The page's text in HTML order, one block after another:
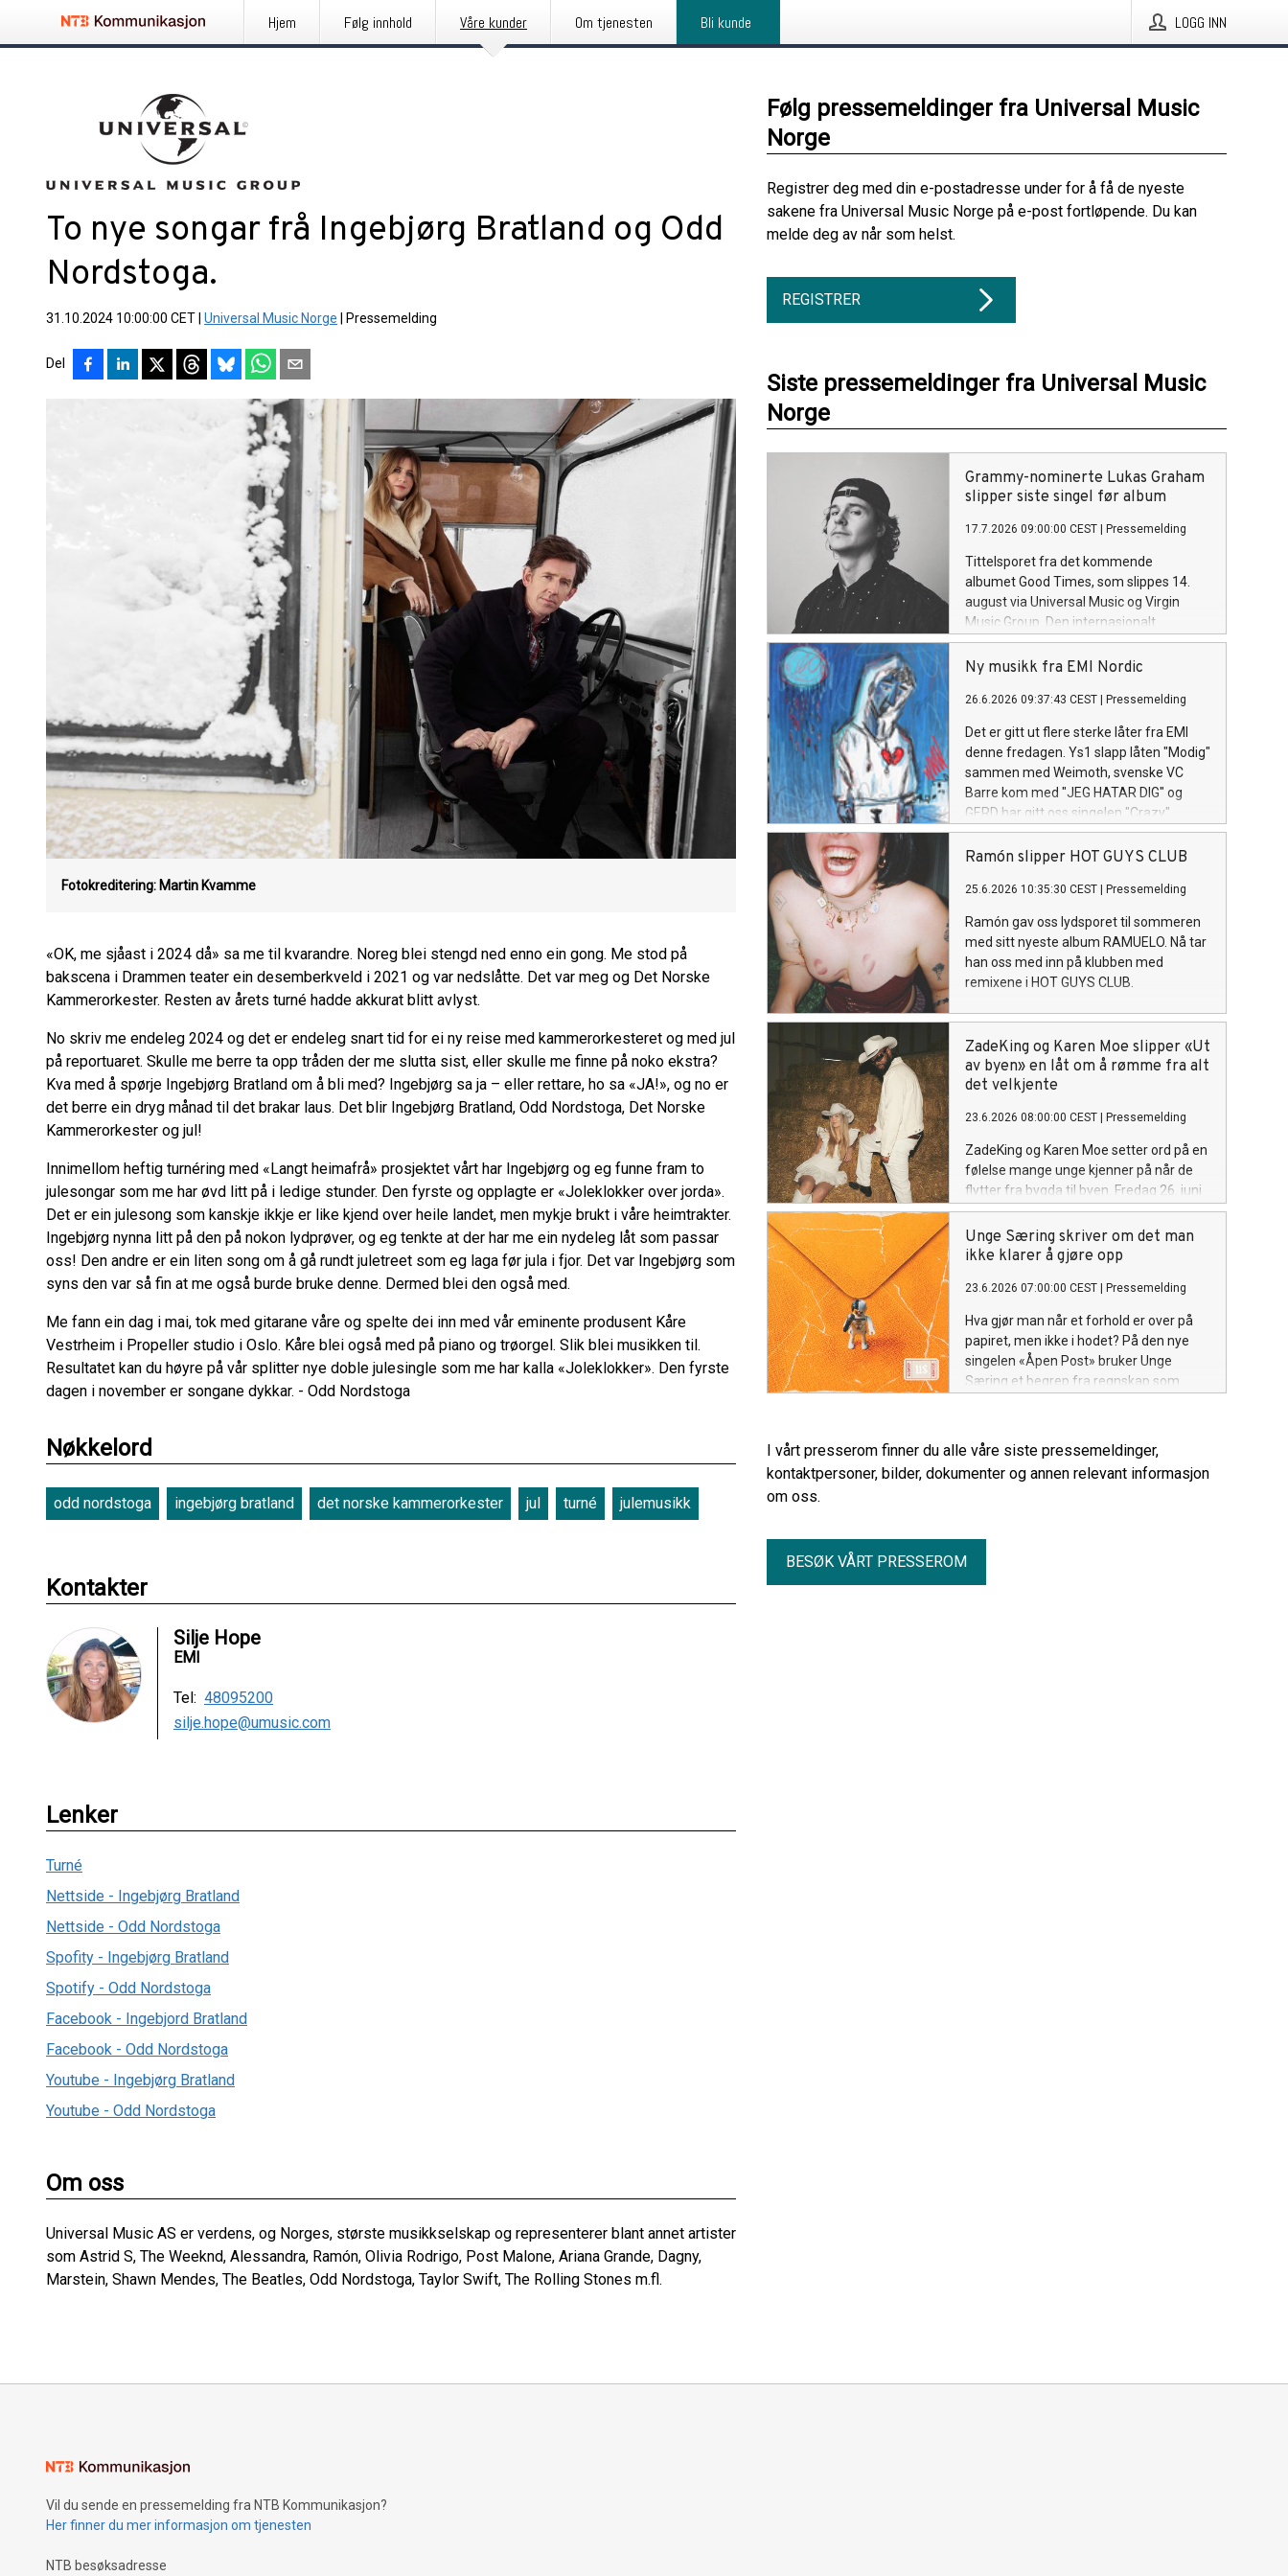
Hjem Følg innhold Våre kunder Om tjenesten Bli kunde LOGG INN
To nye songar frå Ingebjørg Bratland og Odd
Nordstoga.
31.10.2024 10:00:00 CET Universal Music Norge Pressemelding
Del
Fotokreditering: Martin Kvamme
«OK, me sjåast i 2024 då» sa me til kvarandre. Noreg blei stengd ned enno ein gong. Me stod på
bakscena i Drammen teater ein desemberkveld i 2021 og var nedslåtte. Det var meg og Det Norske
Kammerorkester. Resten av årets turné hadde akkurat blitt avlyst.
No skriv me endeleg 2024 og det er endeleg snart tid for ei ny reise med kammerorkesteret og med jul
på reportuaret. Skulle me berre ta opp tråden der me slutta sist, eller skulle me finne på noko ekstra?
Kva med å spørje Ingebjørg Bratland om å bli med? Ingebjørg sa ja – eller rettare, ho sa «JA!», og no er
det berre ein dryg månad til det brakar laus. Det blir Ingebjørg Bratland, Odd Nordstoga, Det Norske
Kammerorkester og jul!
Innimellom heftig turnéring med «Langt heimafrå» prosjektet vårt har Ingebjørg og eg funne fram to
julesongar som me har øvd litt på i ledige stunder. Den fyrste og opplagte er «Joleklokker over jorda».
Det er ein julesong som kanskje ikkje er like kjend over heile landet, men mykje brukt i våre heimtrakter.
Ingebjørg nynna litt på den på nokon lydprøver, og eg tenkte at der har me ein nydeleg låt som passar
oss! Den andre er ein liten song om å gå rundt juletreet som eg laga før jula i fjor. Det var Ingebjørg som
syns den var så fin at me også burde bruke denne. Dermed blei den også med.
Me fann ein dag i mai, tok med gitarane våre og spelte dei inn med vår eminente produsent Kåre
Vestrheim i Propeller studio i Oslo. Kåre blei også med på piano og trøorgel. Slik blei musikken til.
Resultatet kan du høyre på vår splitter nye doble julesingle som me har kalla «Joleklokker». Den fyrste
dagen i november er songane dykkar. - Odd Nordstoga
Nøkkelord
odd nordstoga ingebjørg bratland det norske kammerorkester jul turné julemusikk
Kontakter
Silje Hope
EMI
Tel: 48095200
silje.hope@umusic.com
Lenker
Turné
Nettside - Ingebjørg Bratland
Nettside - Odd Nordstoga
Spofity - Ingebjørg Bratland
Spotify - Odd Nordstoga
Facebook - Ingebjord Bratland
Facebook - Odd Nordstoga
Youtube - Ingebjørg Bratland
Youtube - Odd Nordstoga
Om oss
Universal Music AS er verdens, og Norges, største musikkselskap og representerer blant annet artister
som Astrid S, The Weeknd, Alessandra, Ramón, Olivia Rodrigo, Post Malone, Ariana Grande, Dagny,
Marstein, Shawn Mendes, The Beatles, Odd Nordstoga, Taylor Swift, The Rolling Stones m.fl.
Følg pressemeldinger fra Universal Music
Norge
Registrer deg med din e-postadresse under for å få de nyeste
sakene fra Universal Music Norge på e-post fortløpende. Du kan
melde deg av når som helst.
REGISTRER
Siste pressemeldinger fra Universal Music
Norge
Grammy-nominerte Lukas Graham
slipper siste singel før album
17.7.2026 09:00:00 CEST Pressemelding
Tittelsporet fra det kommende
albumet Good Times, som slippes 14.
august via Universal Music og Virgin
Music Group. Den internasjonalt
anerkjente singer-songwriteren Lukas
Graham slipper i dag «Good Times», det
fra hans kommende album Good Times.
Albumet består av 13 spor og utgis 14.
august.
Ny musikk fra EMI Nordic
26.6.2026 09:37:43 CEST Pressemelding
Det er gitt ut flere sterke låter fra EMI
denne fredagen. Ys1 slapp låten "Modig"
sammen med Weimoth, svenske VC
Barre kom med "JEG HATAR DIG" og
GERD har gitt oss singelen "Crazy".
Ramón slipper HOT GUYS CLUB
25.6.2026 10:35:30 CEST Pressemelding
Ramón gav oss lydsporet til sommeren
med sitt nyeste album RAMUELO. Nå tar
han oss med inn på klubben med
remixene i HOT GUYS CLUB.
ZadeKing og Karen Moe slipper «Ut
av byen» en låt om å rømme fra alt
det velkjente
23.6.2026 08:00:00 CEST Pressemelding
ZadeKing og Karen Moe setter ord på en
følelse mange unge kjenner på når de
flytter fra bygda til byen. Fredag 26. juni
slipper de singelen «Ut av byen», en
poplåt om hjemlengsel, identitet og
savnet etter stedet man kommer fra.
Unge Særing skriver om det man
ikke klarer å gjøre opp
23.6.2026 07:00:00 CEST Pressemelding
Hva gjør man når et forhold er over på
papiret, men ikke i hodet? På den nye
singelen «Åpen Post» bruker Unge
Særing et begrep fra regnskap som
I vårt presserom finner du alle våre siste pressemeldinger,
kontaktpersoner, bilder, dokumenter og annen relevant informasjon
om oss.
BESØK VÅRT PRESSEROM
Vil du sende en pressemelding fra NTB Kommunikasjon?
Her finner du mer informasjon om tjenesten
NTB besøksadresse